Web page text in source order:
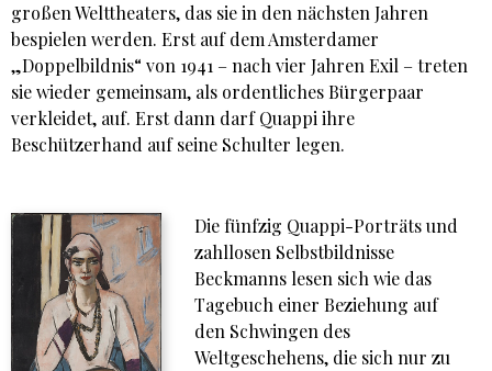
großen Welttheaters, das sie in den nächsten Jahren
bespielen werden. Erst auf dem Amsterdamer
„Doppelbildnis“ von 1941 – nach vier Jahren Exil – treten
sie wieder gemeinsam, als ordentliches Bürgerpaar
verkleidet, auf. Erst dann darf Quappi ihre
Beschützerhand auf seine Schulter legen.
Die fünfzig Quappi-Porträts und
zahllosen Selbstbildnisse
Beckmanns lesen sich wie das
Tagebuch einer Beziehung auf
den Schwingen des
Weltgeschehens, die sich nur zu